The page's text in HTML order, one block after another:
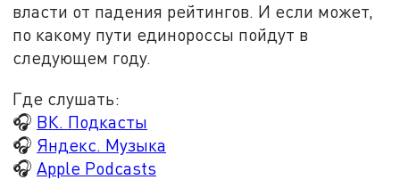
власти от падения рейтингов. И если может,
по какому пути единороссы пойдут в
следующем году.
Где слушать:
🎧 ВК. Подкасты
🎧 Яндекс. Музыка
🎧Apple Podcasts